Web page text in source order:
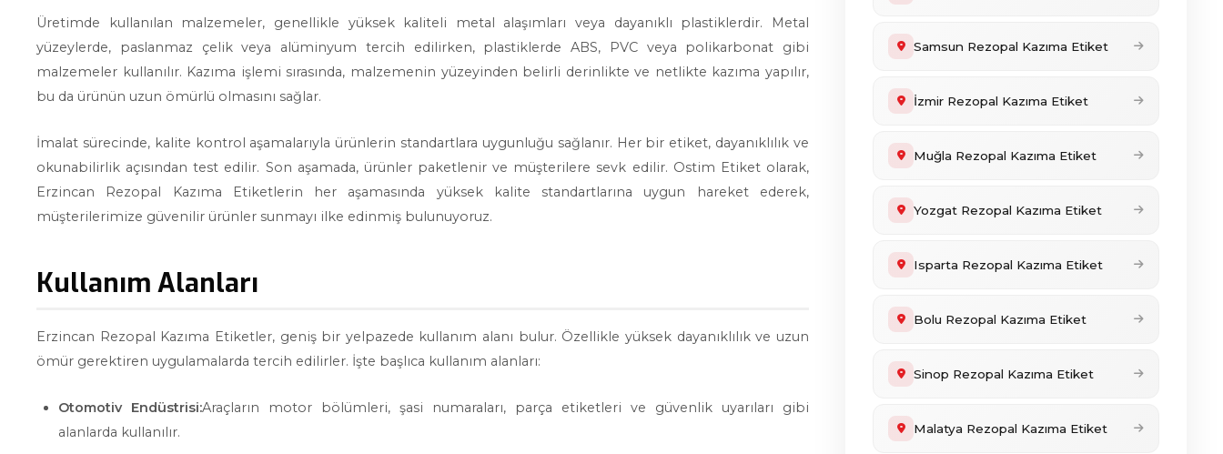
Üretimde kullanılan malzemeler, genellikle yüksek kaliteli metal alaşımları veya dayanıklı plastiklerdir. Metal
yüzeylerde, paslanmaz çelik veya alüminyum tercih edilirken, plastiklerde ABS, PVC veya polikarbonat gibi
malzemeler kullanılır. Kazıma işlemi sırasında, malzemenin yüzeyinden belirli derinlikte ve netlikte kazıma yapılır,
bu da ürünün uzun ömürlü olmasını sağlar.
İmalat sürecinde, kalite kontrol aşamalarıyla ürünlerin standartlara uygunluğu sağlanır. Her bir etiket, dayanıklılık ve
okunabilirlik açısından test edilir. Son aşamada, ürünler paketlenir ve müşterilere sevk edilir. Ostim Etiket olarak,
Erzincan Rezopal Kazıma Etiketlerin her aşamasında yüksek kalite standartlarına uygun hareket ederek,
müşterilerimize güvenilir ürünler sunmayı ilke edinmiş bulunuyoruz.
Kullanım Alanları
Erzincan Rezopal Kazıma Etiketler, geniş bir yelpazede kullanım alanı bulur. Özellikle yüksek dayanıklılık ve uzun
ömür gerektiren uygulamalarda tercih edilirler. İşte başlıca kullanım alanları:
Otomotiv Endüstrisi:Araçların motor bölümleri, şasi numaraları, parça etiketleri ve güvenlik uyarıları gibi
alanlarda kullanılır.
Samsun Rezopal Kazıma Etiket
İzmir Rezopal Kazıma Etiket
Muğla Rezopal Kazıma Etiket
Yozgat Rezopal Kazıma Etiket
Isparta Rezopal Kazıma Etiket
Bolu Rezopal Kazıma Etiket
Sinop Rezopal Kazıma Etiket
Malatya Rezopal Kazıma Etiket